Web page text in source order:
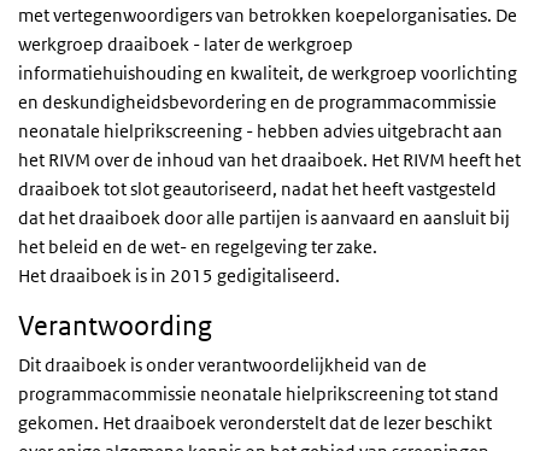
met vertegenwoordigers van betrokken koepelorganisaties. De
werkgroep draaiboek - later de werkgroep
informatiehuishouding en kwaliteit, de werkgroep voorlichting
en deskundigheidsbevordering en de programmacommissie
neonatale hielprikscreening - hebben advies uitgebracht aan
het RIVM over de inhoud van het draaiboek. Het RIVM heeft het
draaiboek tot slot geautoriseerd, nadat het heeft vastgesteld
dat het draaiboek door alle partijen is aanvaard en aansluit bij
het beleid en de wet- en regelgeving ter zake.
Het draaiboek is in 2015 gedigitaliseerd.
Verantwoording
Dit draaiboek is onder verantwoordelijkheid van de
programmacommissie neonatale hielprikscreening tot stand
gekomen. Het draaiboek veronderstelt dat de lezer beschikt